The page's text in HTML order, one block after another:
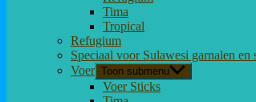
Tima
Tropical
Refugium
Speciaal voor Sulawesi garnalen en
Voer Toon submenu
Voer Sticks